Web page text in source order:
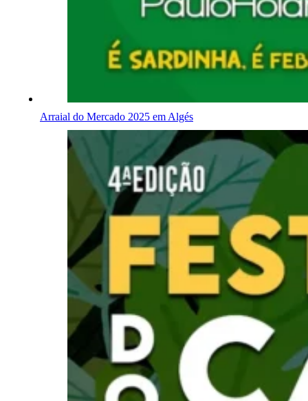
Arraial do Mercado 2025 em Algés